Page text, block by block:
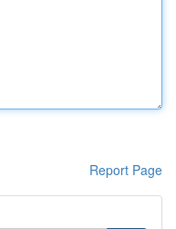
Report Page